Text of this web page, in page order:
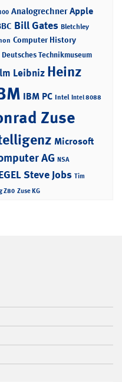
Analogrechner Apple
Bill Gates Bletchley
Computer History
Deutsches Technikmuseum
Leibniz Heinz
IBM PC Intel Intel 8088
Zuse
Microsoft
AG NSA
Steve Jobs Tim
Z80 Zuse KG